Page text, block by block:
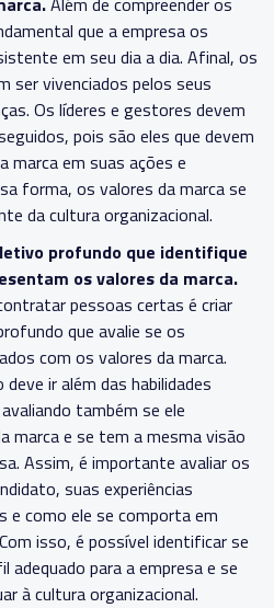
que a empresa os
em seu dia a dia. Afinal, os
ser vivenciados pelos seus
Os líderes e gestores devem
pois são eles que devem
marca em suas ações e
forma, os valores da marca se
da cultura organizacional.
profundo que identifique
os valores da marca.
pessoas certas é criar
que avalie se os
com os valores da marca.
ir além das habilidades
também se ele
marca e se tem a mesma visão
Assim, é importante avaliar os
suas experiências
e como ele se comporta em
isso, é possível identificar se
para a empresa e se
à cultura organizacional.